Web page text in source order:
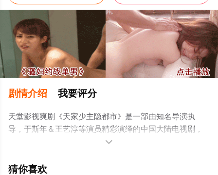
剧情介绍 我要评分
天堂影视爽剧《天家少主隐都市》是一部由知名导演执
导，于斯年＆王艺淳等演员精彩演绎的中国大陆电视剧，
大结局剧情已揭晓（全集完结），手机免费观看高清未删
步至豆瓣电视剧、电视猫或剧情网等平台了解。

猜你喜欢